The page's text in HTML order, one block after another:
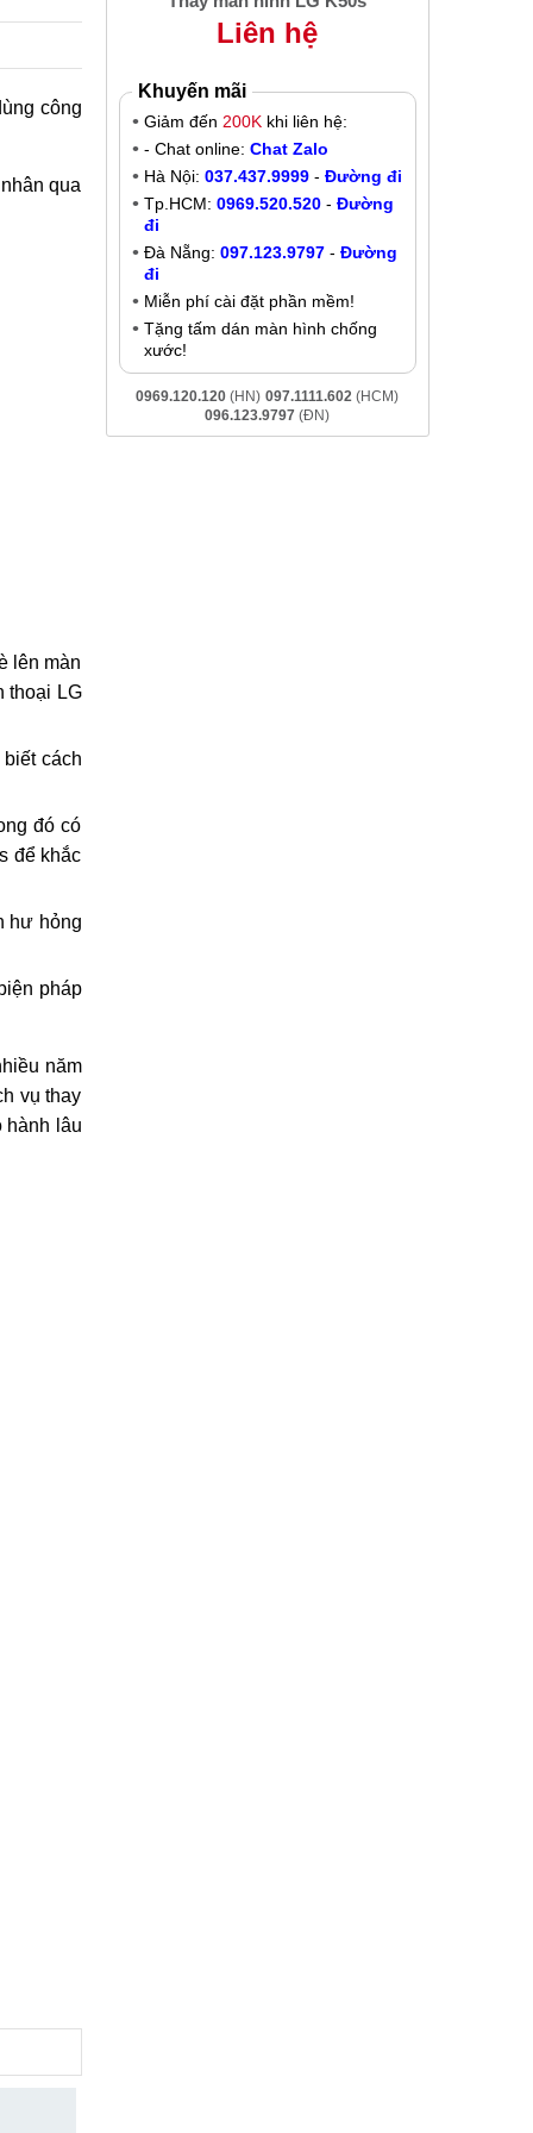
công
qua
lên màn
thoại LG
cách
đó có
để khắc
hư hỏng
pháp
năm
vụ thay
hành lâu
Liên hệ
Khuyến mãi
Giảm đến 200Kkhi liên hệ:
- Chat online: Chat Zalo
Hà Nội: 037.437.9999- Đường đi
Tp.HCM: 0969.520.520- Đường
đi
Đà Nẵng: 097.123.9797- Đường
đi
Miễn phí cài đặt phần mềm!
Tặng tấm dán màn hình chống
xước!
0969.120.120 (HN) 097.1111.602 (HCM)
096.123.9797 (ĐN)